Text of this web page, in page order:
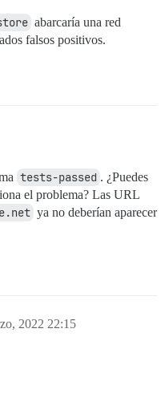
abarcaría una red
falsos positivos.
tests-passed . ¿Puedes
el problema? Las URL
ya no deberían aparecer
2022 22:15